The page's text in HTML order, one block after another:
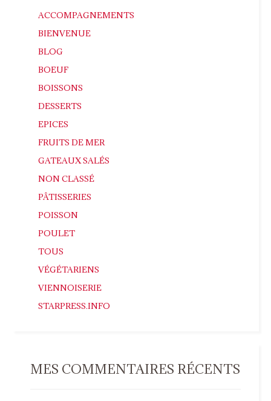
ACCOMPAGNEMENTS
BIENVENUE
BLOG
BOEUF
BOISSONS
DESSERTS
EPICES
FRUITS DE MER
GATEAUX SALÉS
NON CLASSÉ
PÂTISSERIES
POISSON
POULET
TOUS
VÉGÉTARIENS
VIENNOISERIE
STARPRESS.INFO
MES COMMENTAIRES RÉCENTS